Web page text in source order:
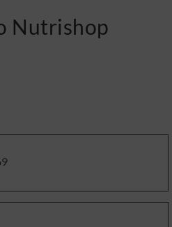
Nutrishop